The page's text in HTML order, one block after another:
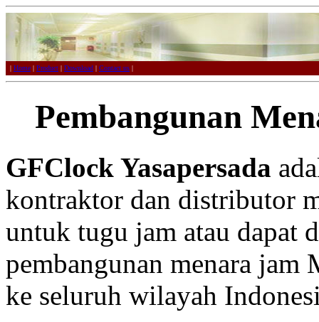
| Home | Product | Download | Contact us |
Pembangunan
GFClock Yasapersada
kontraktor dan distributor
untuk tugu jam atau dapat
pembangunan menara
ke seluruh wilayah